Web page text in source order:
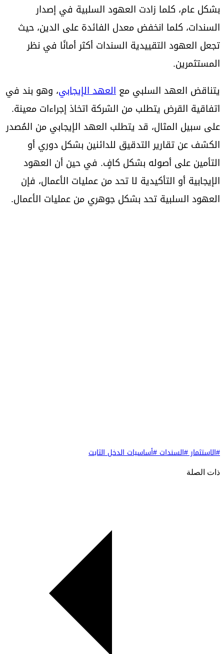
بشكل عام، كلما زادت العهود السلبية في إصدار
السندات، كلما انخفض معدل الفائدة على الدين، حيث
تجعل العهود التقييدية السندات أكثر أمانًا في نظر
المستثمرين.
يتناقض العهد السلبي مع العهد الإيجابي، وهو بند في
اتفاقية القرض يتطلب من الشركة اتخاذ إجراءات معينة.
على سبيل المثال، قد يتطلب العهد الإيجابي من المُصدر
الكشف عن تقارير التدقيق للدائنين بشكل دوري أو
التأمين على أصوله بشكل كافٍ. في حين أن العهود
الإيجابية أو التأكيدية لا تحد من عمليات الأعمال، فإن
العهود السلبية تحد بشكل جوهري من عمليات الأعمال.
#الاستثمار#السندات#أساسيات الدخل الثابت
ذات الصلة